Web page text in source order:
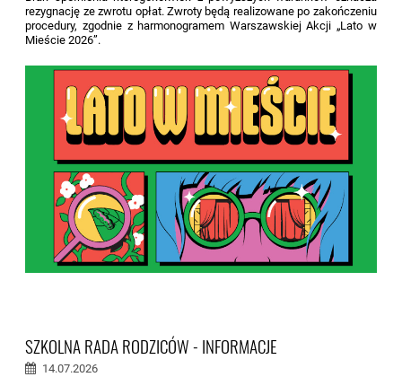
rezygnację ze zwrotu opłat. Zwroty będą realizowane po zakończeniu
procedury, zgodnie z harmonogramem Warszawskiej Akcji „Lato w
Mieście 2026”.
SZKOLNA RADA RODZICÓW - INFORMACJE
14.07.2026